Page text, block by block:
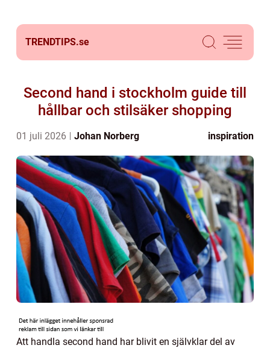
TRENDTIPS.se
Second hand i stockholm guide till
hållbar och stilsäker shopping
01 juli 2026 Johan Norberg inspiration
Att handla second hand har blivit en självklar del av